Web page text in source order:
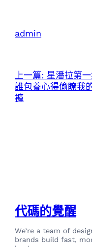
admin
上一篇: 星潘拉第
誰包養心得偷瞭我
褲
代碼的覺醒
We’re a team of
brands build fast,